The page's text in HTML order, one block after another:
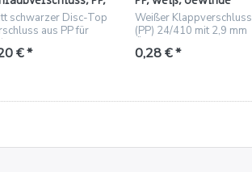
schwarz,
24/410
schwarzer Disc-Top
aus PP für
€ *
24/410 – Öffnung Ø 2,9
mm
Weißer Klappverschluss
(PP) 24/410 mit 2,9 mm
ideal für Kosmetik und
0,28 € *